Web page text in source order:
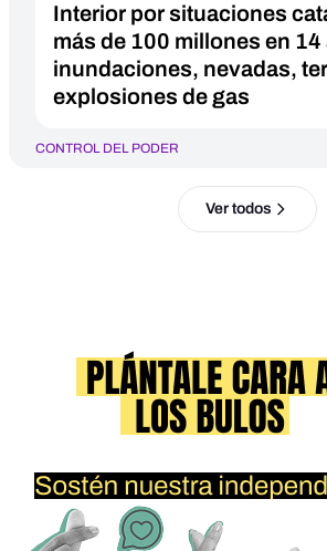
Interior por situaciones
más de 100 millones en 14
inundaciones, nevadas,
explosiones de gas
CONTROL DEL PODER
Ver todos